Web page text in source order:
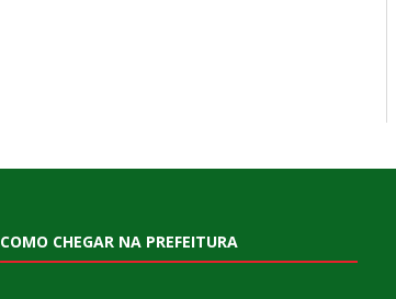
COMO CHEGAR NA PREFEITURA